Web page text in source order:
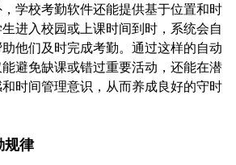
学校考勤软件还能提供基于位置和时
进入校园或上课时间到时，系统会自
他们及时完成考勤。通过这样的自动
避免缺课或错过重要活动，还能在潜
时间管理意识，从而养成良好的守时
规律